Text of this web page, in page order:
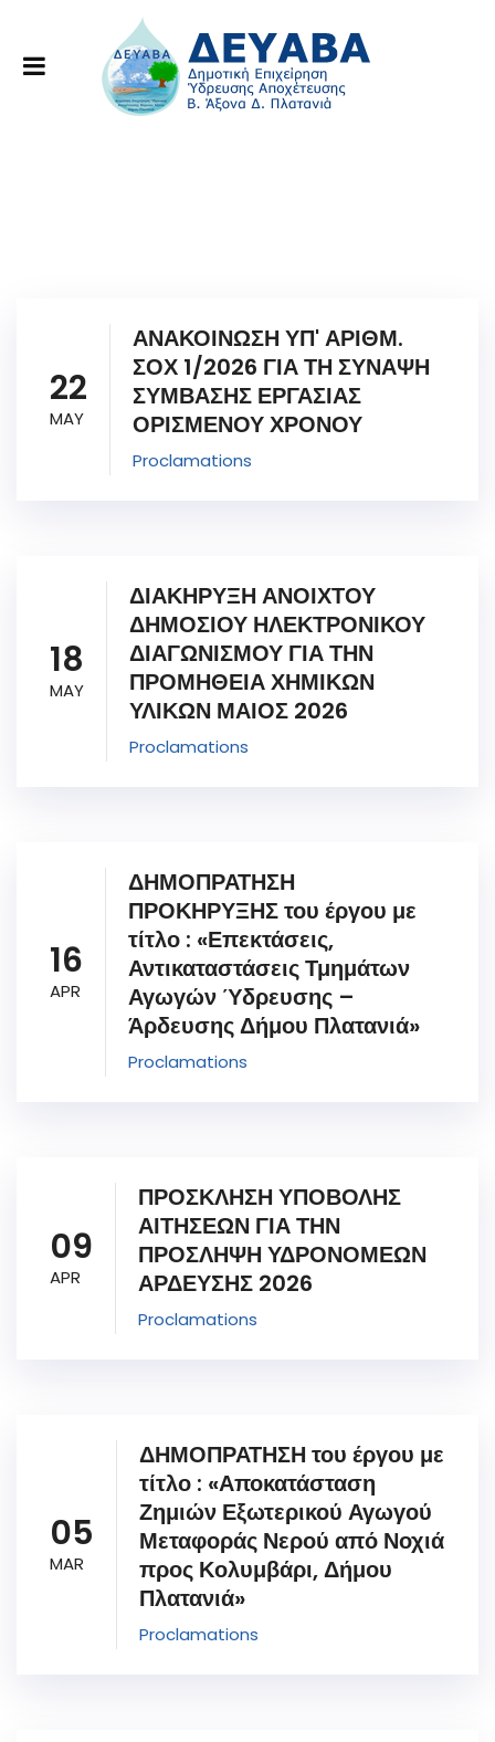
22
MAY
ΑΝΑΚΟΙΝΩΣΗ ΥΠ' ΑΡΙΘΜ.
ΣΟΧ 1/2026 ΓΙΑ ΤΗ ΣΥΝΑΨΗ
ΣΥΜΒΑΣΗΣ ΕΡΓΑΣΙΑΣ
ΟΡΙΣΜΕΝΟΥ ΧΡΟΝΟΥ
Proclamations
18
MAY
ΔΙΑΚΗΡΥΞΗ ΑΝΟΙΧΤΟΥ
ΔΗΜΟΣΙΟΥ ΗΛΕΚΤΡΟΝΙΚΟΥ
ΔΙΑΓΩΝΙΣΜΟΥ ΓΙΑ ΤΗΝ
ΠΡΟΜΗΘΕΙΑ ΧΗΜΙΚΩΝ
ΥΛΙΚΩΝ ΜΑΙΟΣ 2026
Proclamations
16
APR
ΔΗΜΟΠΡΑΤΗΣΗ
ΠΡΟΚΗΡΥΞΗΣ του έργου με
τίτλο : «Επεκτάσεις,
Αντικαταστάσεις Τμημάτων
Αγωγών Ύδρευσης –
Άρδευσης Δήμου Πλατανιά»
Proclamations
09
APR
ΠΡΟΣΚΛΗΣΗ ΥΠΟΒΟΛΗΣ
ΑΙΤΗΣΕΩΝ ΓΙΑ ΤΗΝ
ΠΡΟΣΛΗΨΗ ΥΔΡΟΝΟΜΕΩΝ
ΑΡΔΕΥΣΗΣ 2026
Proclamations
05
MAR
ΔΗΜΟΠΡΑΤΗΣΗ του έργου με
τίτλο : «Αποκατάσταση
Ζημιών Εξωτερικού Αγωγού
Μεταφοράς Νερού από Νοχιά
προς Κολυμβάρι, Δήμου
Πλατανιά»
Proclamations